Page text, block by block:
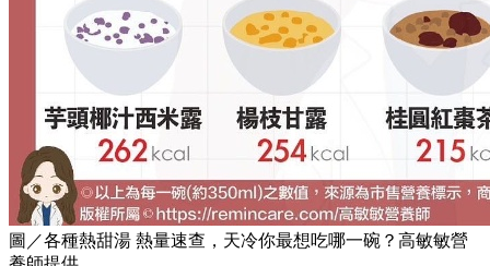
圖／各種熱甜湯 熱量速查，天冷你最想吃哪一碗？高敏敏營